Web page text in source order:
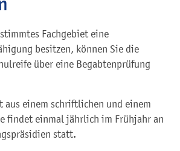
Fachgebiet eine
besitzen, können Sie die
über eine Begabtenprüfung
aus einem schriftlichen und einem
findet einmal jährlich im Frühjahr an
statt.